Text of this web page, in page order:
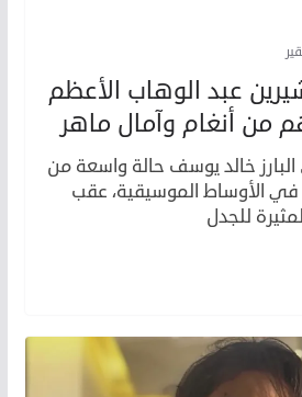
عبد الوهاب الأعظم
من أنغام وآمال ماهر
البارز خالد يوسف حالة واسعة من
في الأوساط الموسيقية، عقب
للجدل